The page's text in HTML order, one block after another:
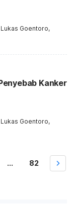
Goentoro,
Kanker
Goentoro,
... 82